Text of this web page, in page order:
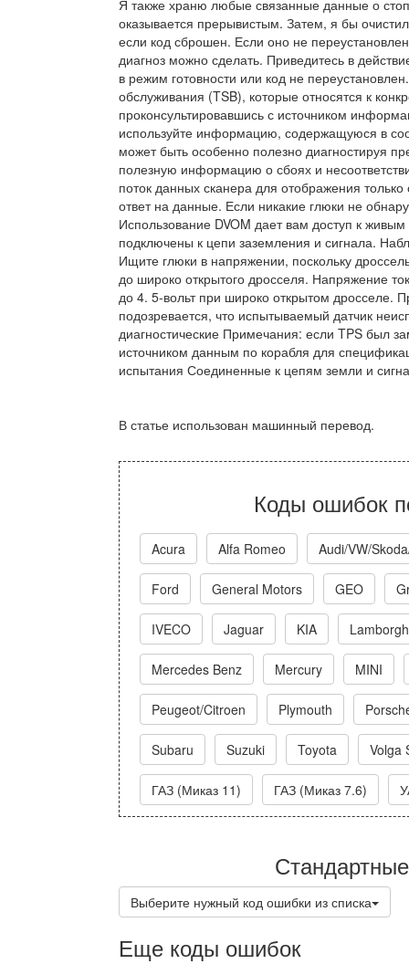
Я также храню любые связанные данные о
оказывается прерывистым. Затем, я бы
если код сброшен. Если оно не
диагноз можно сделать. Приведитесь в
в режим готовности или код не
обслуживания (TSB), которые относятся к
проконсультировавшись с источником
используйте информацию, содержащуюся в
может быть особенно полезно диагностируя
полезную информацию о сбоях и
поток данных сканера для отображения
ответ на данные. Если никакие глюки не
Использование DVOM дает вам доступ к
подключены к цепи заземления и сигнала.
Ищите глюки в напряжении, поскольку
до широко открытого дросселя. Напряжение
до 4. 5-вольт при широко открытом дросселе.
подозревается, что испытываемый датчик
диагностические Примечания: если TPS был
источником данным по корабля для
испытания Соединенные к цепям земли и
В статье использован машинный перевод.
Коды ошибок
Acura Alfa Romeo Audi/VW/
Ford General Motors GEO
IVECO Jaguar KIA
Mercedes Benz Mercury MINI
Peugeot/Citroen Plymouth
Subaru Suzuki Toyota Volga
ГАЗ (Миказ 11) ГАЗ (Миказ 7.6)
Выберите нужный код ошибки из списка
Еще коды ошибок